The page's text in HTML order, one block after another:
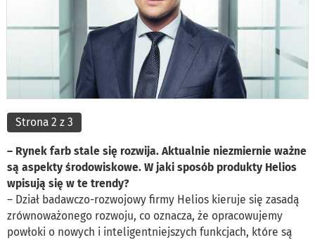
Strona 2 z 3
– Rynek farb stale się rozwija. Aktualnie niezmiernie ważne
są aspekty środowiskowe. W jaki sposób produkty Helios
wpisują się w te trendy?
– Dział badawczo-rozwojowy firmy Helios kieruje się zasadą
zrównoważonego rozwoju, co oznacza, że ​​opracowujemy
powłoki o nowych i inteligentniejszych funkcjach, które są